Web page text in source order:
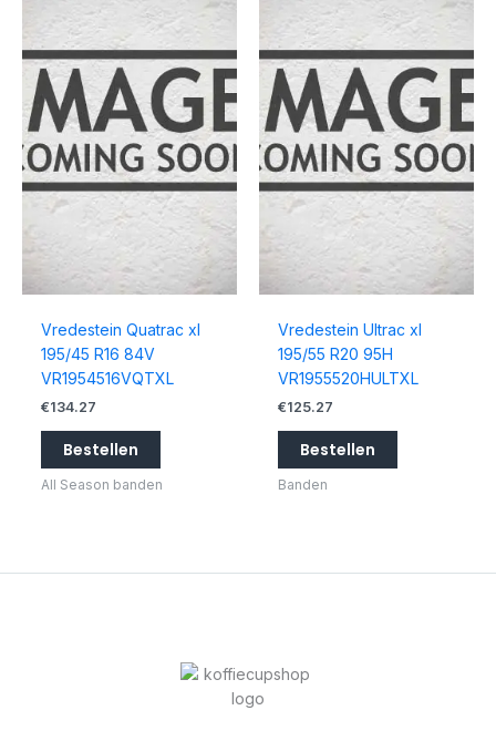
Vredestein Quatrac xl
195/45 R16 84V
VR1954516VQTXL
€134.27
Bestellen
All Season banden
Vredestein Ultrac xl
195/55 R20 95H
VR1955520HULTXL
€125.27
Bestellen
Banden